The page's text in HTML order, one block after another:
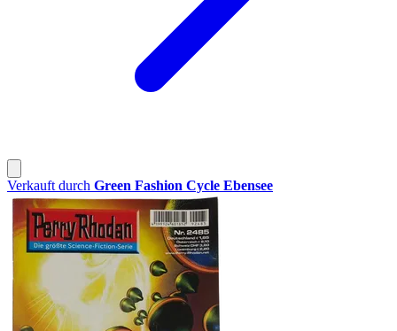
Verkauft durch Green Fashion Cycle Ebensee